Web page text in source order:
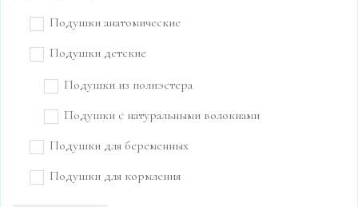
Подушки анатомические
Подушки детские
Подушки из полиэстера
Подушки с натуральными волокнами
Подушки для беременных
Подушки для кормления